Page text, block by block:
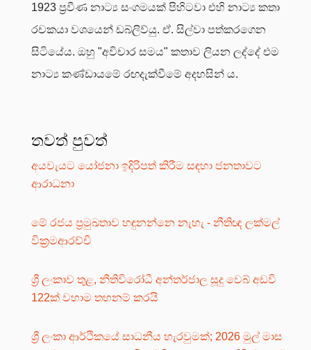
1923 ප්‍රවීණ නාට්‍ය සංගමයක් පිහිටවා එහි නාට්‍ය කතා
රචකයා වශයෙන් ඩබ්ලිව්යු. ඒ. සිල්වා පත්කරගෙන
සිටියේය. ඔහු "අවිචාර සමය" කතාව ලියන ලද්දේ එම
නාට්‍ය කණ්ඩායමේ රඟදැක්වීමේ අදහසින් ය.
තවත් පුවත්
අයවැයට යෝජනා ඉදිරිපත් කිරීම සඳහා ජනතාවට
ආරාධනා
මේ රජය ප්‍රමුඛතාව හඳුනන්නෙ නැහැ - නීතිඥ ලක්මල්
වික්‍රමආරච්චි
ශ්‍රී ලංකාව තුළ, නීතිවිරෝධී අන්තර්ජාල සූදු වෙබ් අඩවි
122ක් වහාම තහනම් කරයි
ශ්‍රී ලංකා ආර්ථිකයේ සාධනීය හැරවුමක්; 2026 මුල් මාස